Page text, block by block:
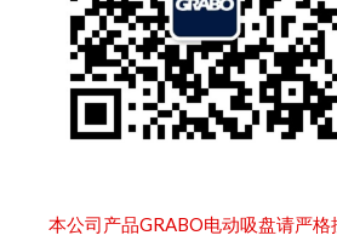
本公司产品GRABO电动吸盘请严